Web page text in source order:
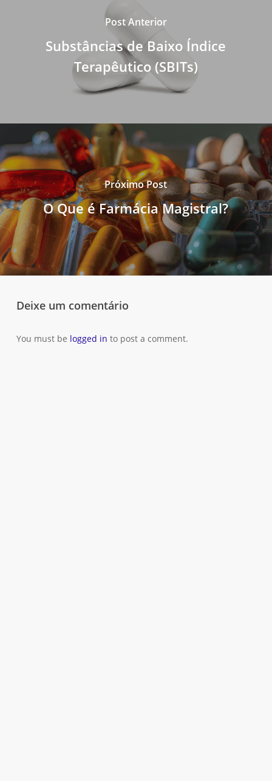
Post Anterior
Substâncias de Baixo Índice
Terapêutico (SBITs)
Próximo Post
O Que é Farmácia Magistral?
Deixe um comentário
You must be logged in to post a comment.